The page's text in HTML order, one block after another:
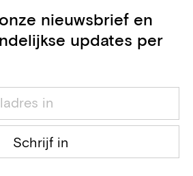
De Fonseca
akoestiek
en
NV (VDS Group)
aannemer
nieuwsbrief en
updates per
Schrijf in